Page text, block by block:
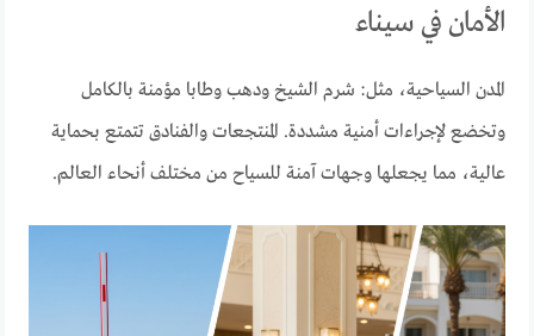
الأمان في سيناء
المدن السياحية، مثل: شرم الشيخ ودهب وطابا مؤمنة بالكامل
وتخضع لإجراءات أمنية مشددة. المنتجعات والفنادق تتمتع بحماية
عالية، مما يجعلها وجهات آمنة للسياح من مختلف أنحاء العالم.